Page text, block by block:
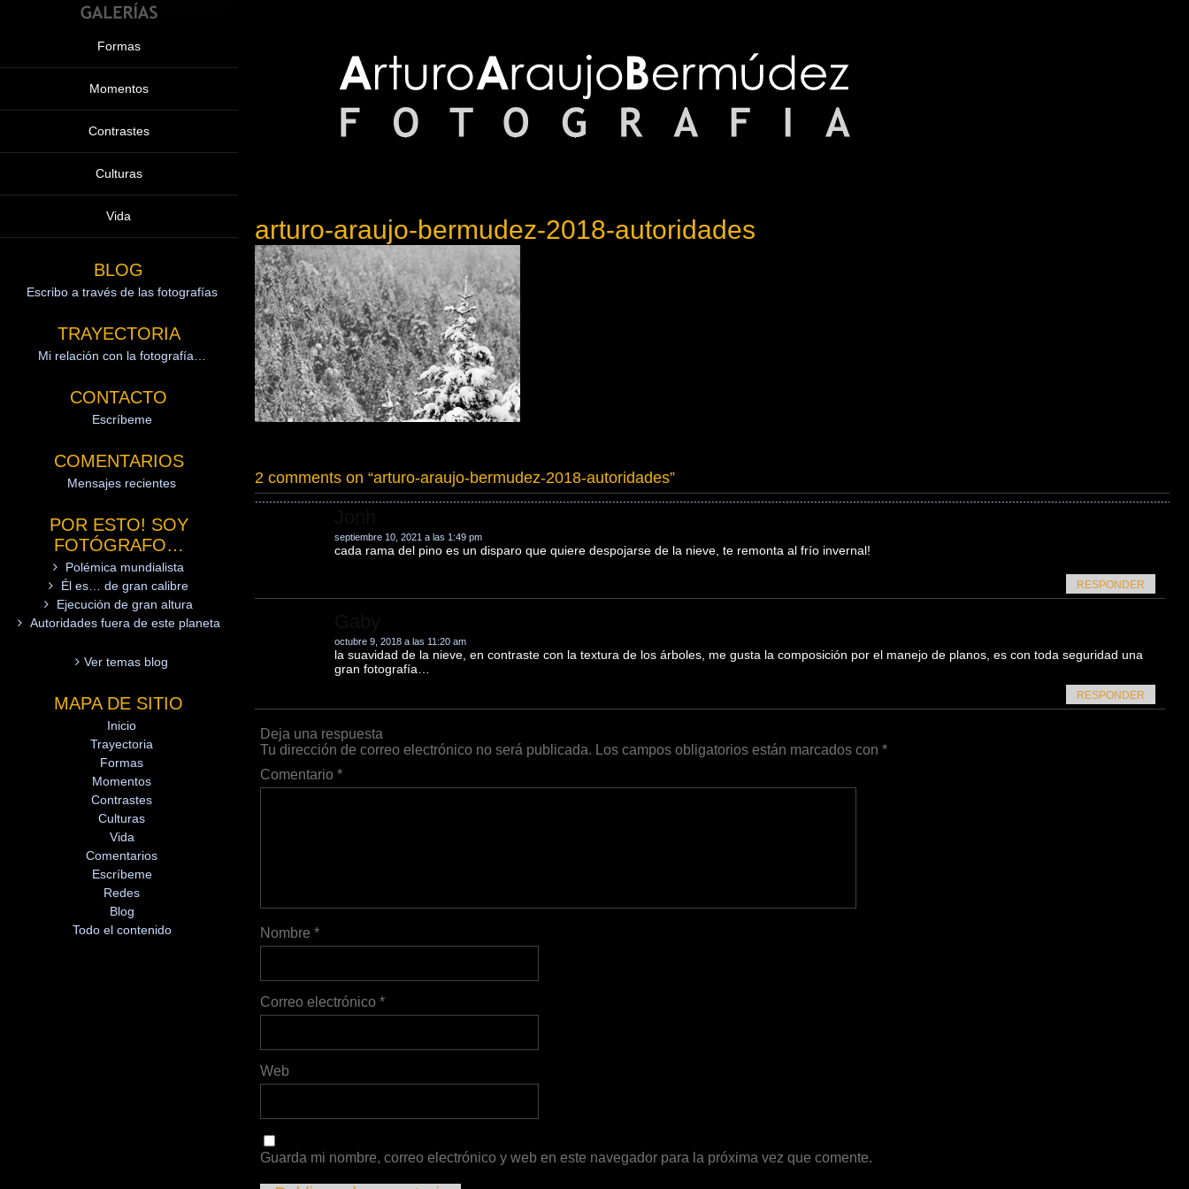
Formas
Momentos
Contrastes
Culturas
Vida
BLOG
Escribo a través de las fotografías
TRAYECTORIA
Mi relación con la fotografía…
CONTACTO
Escríbeme
COMENTARIOS
Mensajes recientes
POR ESTO! SOY
FOTÓGRAFO…
Polémica mundialista
Él es… de gran calibre
Ejecución de gran altura
Autoridades fuera de este planeta
Ver temas blog
MAPA DE SITIO
Inicio
Trayectoria
Formas
Momentos
Contrastes
Culturas
Vida
Comentarios
Escríbeme
Redes
Blog
Todo el contenido
arturo-araujo-bermudez-2018-autoridades
2 comments on “arturo-araujo-bermudez-2018-autoridades”
septiembre 10, 2021 a las 1:49 pm
cada rama del pino es un disparo que quiere despojarse de la nieve, te remonta al frío invernal!
RESPONDER
octubre 9, 2018 a las 11:20 am
la suavidad de la nieve, en contraste con la textura de los árboles, me gusta la composición por el manejo de planos, es con toda seguridad una
gran fotografía…
RESPONDER
Deja una respuesta
Tu dirección de correo electrónico no será publicada. Los campos obligatorios están marcados con*
Comentario*
Nombre*
Correo electrónico*
Web
Guarda mi nombre, correo electrónico y web en este navegador para la próxima vez que comente.